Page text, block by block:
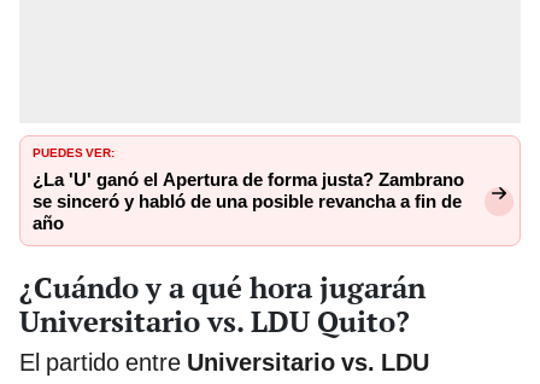
PUEDES VER:
¿La 'U' ganó el Apertura de forma justa? Zambrano
se sinceró y habló de una posible revancha a fin de
año
¿Cuándo y a qué hora jugarán
Universitario vs. LDU Quito?
El partido entre Universitario vs. LDU